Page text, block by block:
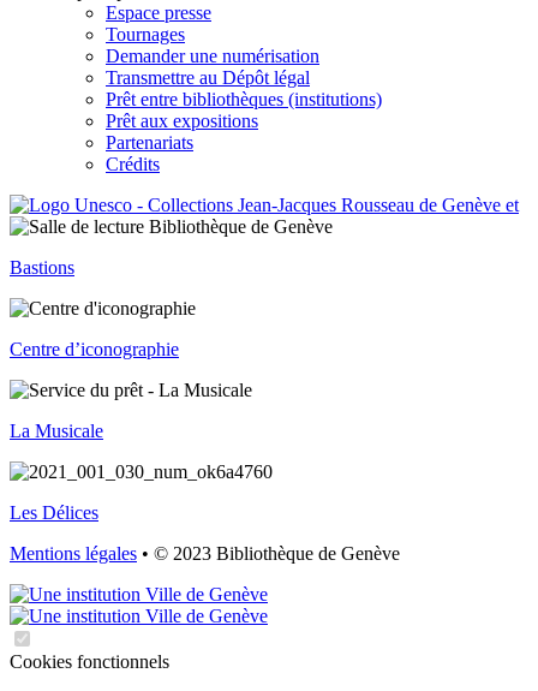
Espace presse
Tournages
Demander une numérisation
Transmettre au Dépôt légal
Prêt entre bibliothèques (institutions)
Prêt aux expositions
Partenariats
Crédits
Bastions
Centre d’iconographie
La Musicale
Les Délices
Mentions légales • © 2023 Bibliothèque de Genève
Cookies fonctionnels